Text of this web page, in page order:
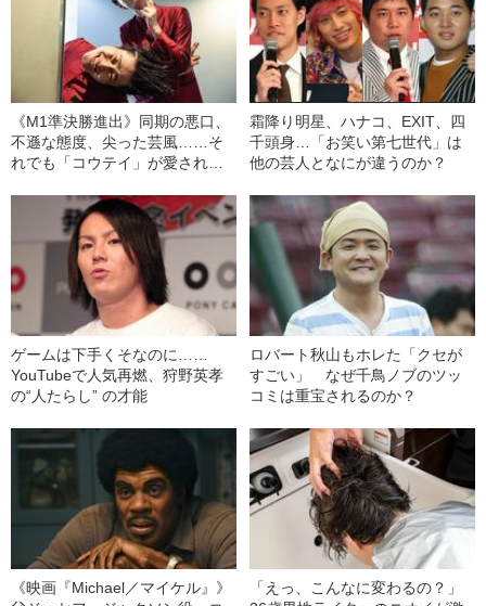
《M1準決勝進出》同期の悪口、
不遜な態度、尖った芸風……そ
れでも「コウテイ」が愛される
霜降り明星、ハナコ、EXIT、四
千頭身…「お笑い第七世代」は
他の芸人となにが違うのか？
ゲームは下手くそなのに……
YouTubeで人気再燃、狩野英孝
の“人たらし” の才能
ロバート秋山もホレた「クセが
すごい」 なぜ千鳥ノブのツッ
コミは重宝されるのか？
《映画『Michael／マイケル』》
「えっ、こんなに変わるの？」